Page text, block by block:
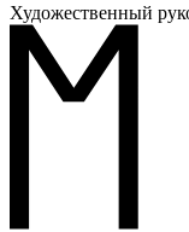
Художественный